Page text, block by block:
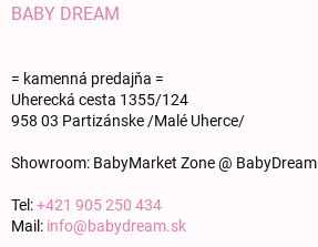
BABY DREAM
= kamenná predajňa =
Uherecká cesta 1355/124
958 03 Partizánske /Malé Uherce/
Showroom: BabyMarket Zone @ BabyDream
Tel:+421 905 250 434
Mail: info@babydream.sk